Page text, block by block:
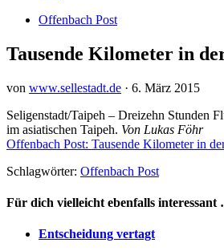
Offenbach Post
Tausende Kilometer in
von www.sellestadt.de · 6. März 2015
Seligenstadt/Taipeh – Dreizehn Stunden
im asiatischen Taipeh. Von Lukas Föhr
Offenbach Post: Tausende Kilometer in
Schlagwörter: Offenbach Post
Für dich vielleicht ebenfalls interessant
Entscheidung vertagt